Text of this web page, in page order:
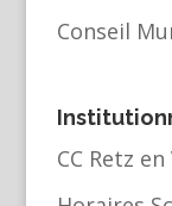
Conseil
CC Retz